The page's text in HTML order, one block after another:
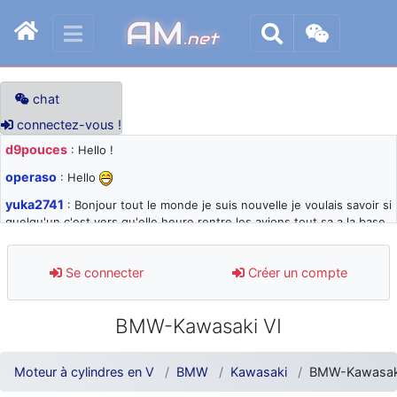
AM.net
chat
connectez-vous !
d9pouces : Hello !
operaso : Hello
yuka2741 : Bonjour tout le monde je suis nouvelle je voulais savoir si
quelqu'un c'est vers qu'elle heure rentre les avions tout sa a la base
d9pouces: désolé pour les quelques blocages du site ces derniers
jours : je teste des méthodes contre le spam et les bots trop nocifs
: Super, la nouvelle bannière
d9pouces
: je suis un avion@,._,+ > lesquels ? je ne suis pas sûr de
comprendre
Se connecter Créer un compte
BMW-Kawasaki VI
Moteur à cylindres en V BMW Kawasaki BMW-